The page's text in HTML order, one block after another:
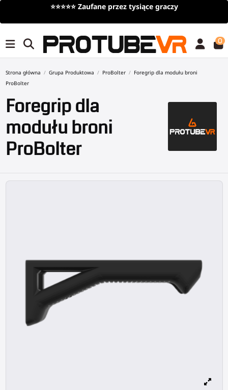
⭐⭐⭐⭐⭐ Zaufane przez tysiące graczy
0
Strona główna Grupa Produktowa ProBolter
Foregrip dla modułu broni
ProBolter
Foregrip dla
modułu broni
ProBolter